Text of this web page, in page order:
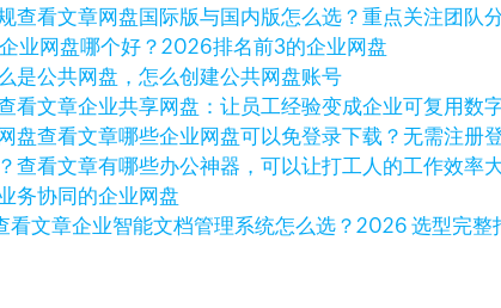
查看文章网盘国际版与国内版怎么选？重点关注团队
企业网盘哪个好？2026排名前3的企业网盘
是公共网盘，怎么创建公共网盘账号
看文章企业共享网盘：让员工经验变成企业可复用数
查看文章哪些企业网盘可以免登录下载？无需注册
查看文章有哪些办公神器，可以让打工人的工作效率
务协同的企业网盘
看文章企业智能文档管理系统怎么选？2026 选型完整